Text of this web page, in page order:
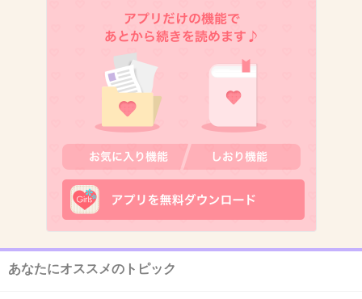
実写版のキャスティング…
特に洸！！嘘だろ〜と脱力しましたw
でも冬馬くんだけは認めます(>_<)
あなたにオススメのトピック